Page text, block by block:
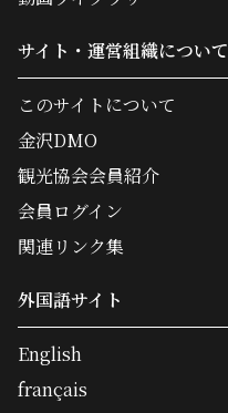
サイト・運営組織について
このサイトについて
金沢DMO
観光協会会員紹介
会員ログイン
関連リンク集
外国語サイト
English
français